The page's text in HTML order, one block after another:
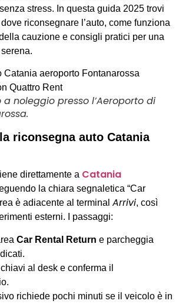
stress. In questa guida 2025 trovi
riconsegnare l’auto, come funziona
cauzione e consigli pratici per una
noleggio presso l’Aeroporto di
riconsegna auto Catania
direttamente a Catania
la chiara segnaletica “Car
è adiacente al terminal Arrivi, così
esterni. I passaggi:
Car Rental Return e parcheggia
al desk e conferma il
richiede pochi minuti se il veicolo è in